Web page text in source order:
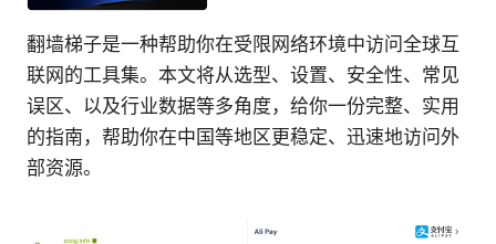
翻墙梯子是一种帮助你在受限网络环境中访问全球互
联网的工具集。本文将从选型、设置、安全性、常见
误区、以及行业数据等多角度，给你一份完整、实用
的指南，帮助你在中国等地区更稳定、迅速地访问外
部资源。